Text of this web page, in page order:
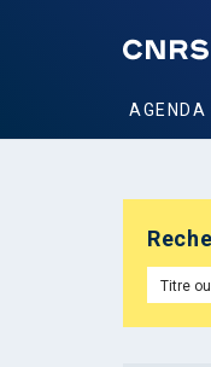
AGENDA